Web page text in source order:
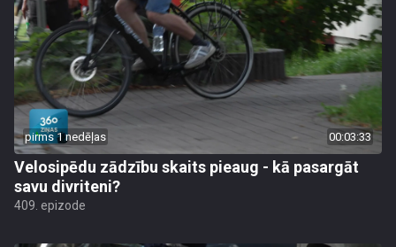
pirms 1 nedēļas 00:03:33
Velosipēdu zādzību skaits pieaug - kā pasargāt
savu divriteni?
409. epizode